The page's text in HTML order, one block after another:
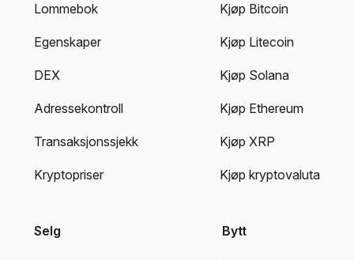
Lommebok
Egenskaper
DEX
Adressekontroll
Transaksjonssjekk
Kryptopriser
Kjøp Bitcoin
Kjøp Litecoin
Kjøp Solana
Kjøp Ethereum
Kjøp XRP
Kjøp kryptovaluta
Selg Bytt